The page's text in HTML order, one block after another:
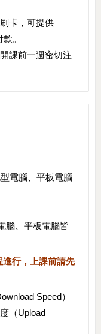
卡，可提供
。
課前一週密切注
電腦、平板電腦
、平板電腦皆
行，上課前請先
Speed）
（Upload